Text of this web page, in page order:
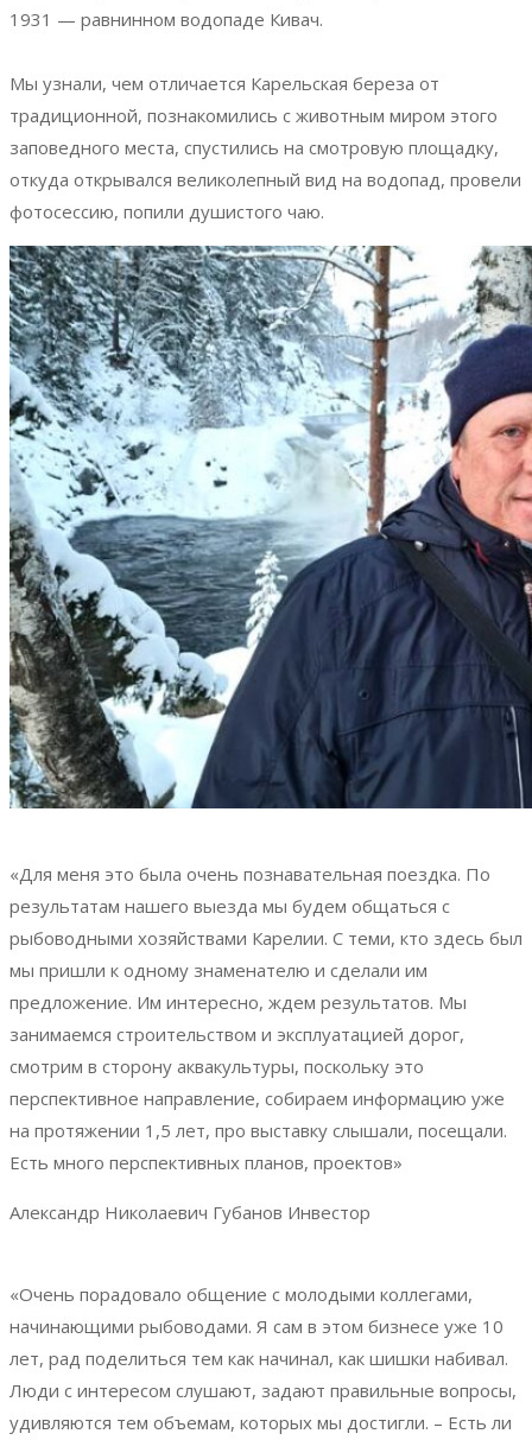
1931 — равнинном водопаде Кивач.
Мы узнали, чем отличается Карельская береза от
традиционной, познакомились с животным миром этого
заповедного места, спустились на смотровую площадку,
откуда открывался великолепный вид на водопад, провели
фотосессию, попили душистого чаю.
«Для меня это была очень познавательная поездка. По
результатам нашего выезда мы будем общаться с
рыбоводными хозяйствами Карелии. С теми, кто здесь был
мы пришли к одному знаменателю и сделали им
предложение. Им интересно, ждем результатов. Мы
занимаемся строительством и эксплуатацией дорог,
смотрим в сторону аквакультуры, поскольку это
перспективное направление, собираем информацию уже
на протяжении 1,5 лет, про выставку слышали, посещали.
Есть много перспективных планов, проектов»
Александр Николаевич Губанов Инвестор
«Очень порадовало общение с молодыми коллегами,
начинающими рыбоводами. Я сам в этом бизнесе уже 10
лет, рад поделиться тем как начинал, как шишки набивал.
Люди с интересом слушают, задают правильные вопросы,
удивляются тем объемам, которых мы достигли. – Есть ли